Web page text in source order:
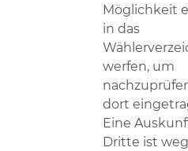
Möglichkeit
in das
werfen, um
dort
Eine
Dritte ist